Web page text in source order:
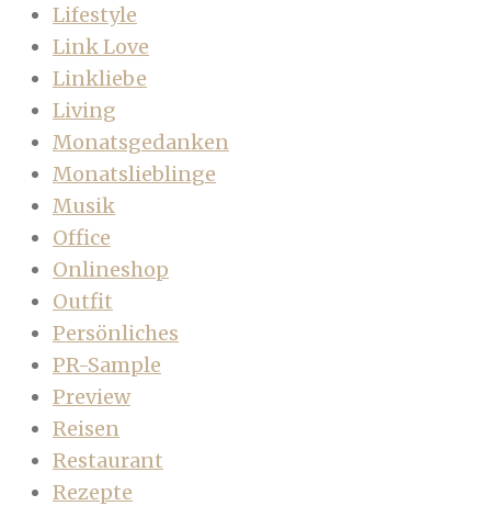
Lifestyle
Link Love
Linkliebe
Living
Monatsgedanken
Monatslieblinge
Musik
Office
Onlineshop
Outfit
Persönliches
PR-Sample
Preview
Reisen
Restaurant
Rezepte